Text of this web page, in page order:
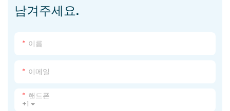
남겨주세요.
이름
이메일
+1
핸드폰